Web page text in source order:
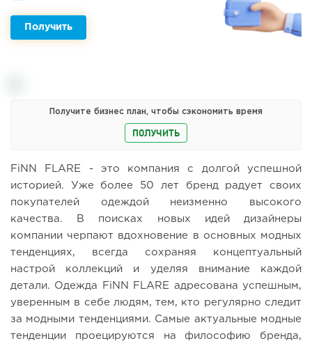
Получить
Получите бизнес план, чтобы сэкономить время
ПОЛУЧИТЬ
FiNN FLARE - это компания с долгой успешной
историей. Уже более 50 лет бренд радует своих
покупателей одеждой неизменно высокого
качества. В поисках новых идей дизайнеры
компании черпают вдохновение в основных модных
тенденциях, всегда сохраняя концептуальный
настрой коллекций и уделяя внимание каждой
детали. Одежда FiNN FLARE адресована успешным,
уверенным в себе людям, тем, кто регулярно следит
за модными тенденциями. Самые актуальные модные
тенденции проецируются на философию бренда,